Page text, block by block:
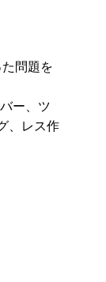
問題を
ー、ツ
、レス作